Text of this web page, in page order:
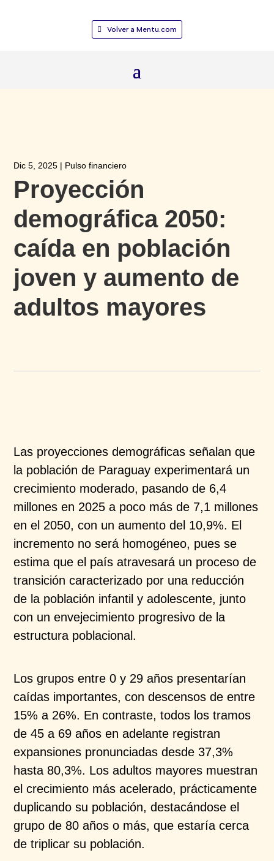
Volver a Mentu.com
Dic 5, 2025 | Pulso financiero
Proyección
demográfica 2050:
caída en población
joven y aumento de
adultos mayores
Las proyecciones demográficas señalan que
la población de Paraguay experimentará un
crecimiento moderado, pasando de 6,4
millones en 2025 a poco más de 7,1 millones
en el 2050, con un aumento del 10,9%. El
incremento no será homogéneo, pues se
estima que el país atravesará un proceso de
transicióncaracterizado por una reducción
de la población infantily adolescente, junto
con un envejecimiento progresivode la
estructura poblacional.
Los grupos entre 0 y 29 años presentarían
caídas importantes, con descensos de entre
15% a 26%. Encontraste, todos los tramos
de 45 a 69 años en adelante registran
expansiones pronunciadas desde 37,3%
hasta 80,3%. Los adultos mayores muestran
el crecimiento más acelerado, prácticamente
duplicando su población,destacándose el
grupo de 80 años o más, que estaríacerca
de triplicar su población.